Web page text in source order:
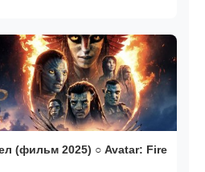
(фильм 2025) ○ Avatar: Fire